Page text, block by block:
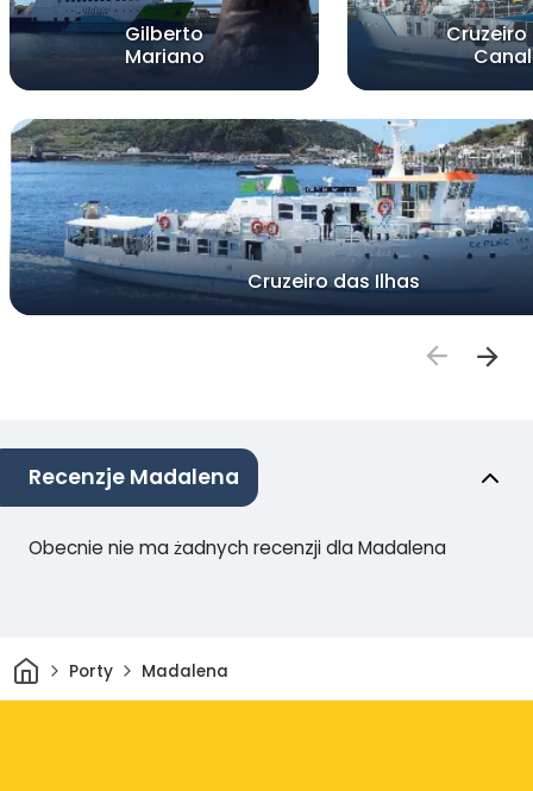
Gilberto
Mariano
Cruzeiro
Canal
Cruzeiro das Ilhas
Recenzje Madalena
Obecnie nie ma żadnych recenzji dla Madalena
DomPorty Madalena